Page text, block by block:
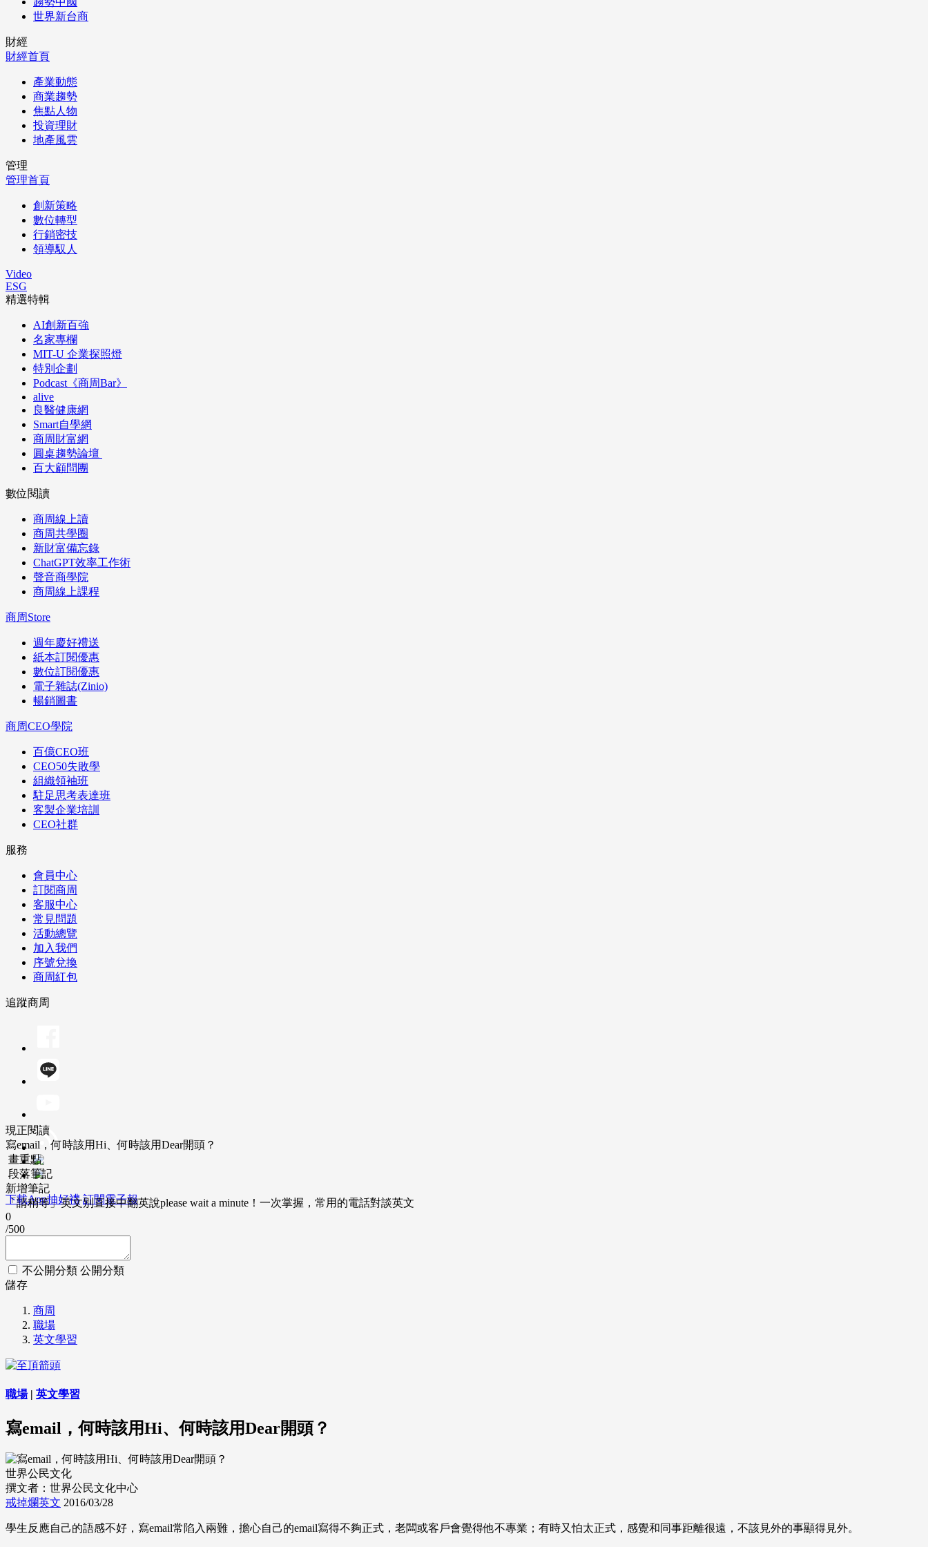
世界新台商
財經
財經首頁
產業動態
商業趨勢
焦點人物
投資理財
地產風雲
管理
管理首頁
創新策略
數位轉型
行銷密技
領導馭人
Video
ESG
精選特輯
AI創新百強
名家專欄
MIT-U 企業探照燈
特別企劃
Podcast《商周Bar》
alive
良醫健康網
Smart自學網
商周財富網
圓桌趨勢論壇
百大顧問團
數位閱讀
商周線上讀
商周共學圈
新財富備忘錄
ChatGPT效率工作術
聲音商學院
商周線上課程
商周Store
週年慶好禮送
紙本訂閱優惠
數位訂閱優惠
電子雜誌(Zinio)
暢銷圖書
商周CEO學院
百億CEO班
CEO50失敗學
組織領袖班
駐足思考表達班
客製企業培訓
CEO社群
服務
會員中心
訂閱商周
客服中心
常見問題
活動總覽
加入我們
序號兌換
商周紅包
追蹤商周
下載App抽好禮 訂閱電子報
現正閱讀
寫email，何時該用Hi、何時該用Dear開頭？
畫重點
段落筆記
新增筆記
「請稍等」英文別直接中翻英說please wait a minute！一次掌握，常用的電話對談英文
0
/500
不公開分類 公開分類
儲存
商周
職場
英文學習
職場| 英文學習
寫email，何時該用Hi、何時該用Dear開頭？
世界公民文化
撰文者：世界公民文化中心
戒掉爛英文 2016/03/28
學生反應自己的語感不好，寫email常陷入兩難，擔心自己的email寫得不夠正式，老闆或客戶會覺得他不專業；有時又怕太正式，感覺和同事距離很遠，不該見外的事顯得見外。